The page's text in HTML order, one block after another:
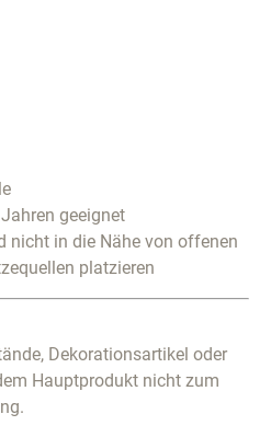
geeignet
nicht in die Nähe von offenen
platzieren
Dekorationsartikel oder
Hauptprodukt nicht zum